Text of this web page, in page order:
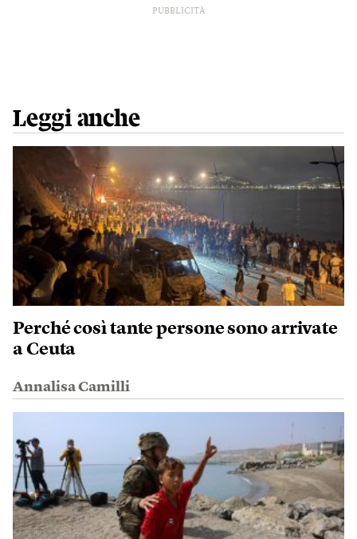
PUBBLICITÀ
Leggi anche
Perché così tante persone sono arrivate
a Ceuta
Annalisa Camilli